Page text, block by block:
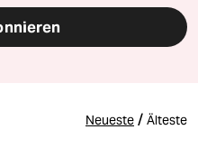
Neueste / Älteste